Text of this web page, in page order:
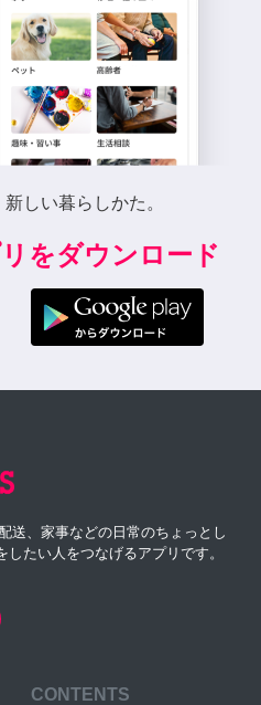
しい暮らしかた。
をダウンロード
送、家事などの日常のちょっとし
たい人をつなげるアプリです。
CONTENTS